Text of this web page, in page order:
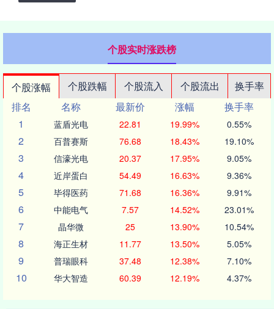
个股实时涨跌榜
个股涨幅 个股跌幅 个股流入 个股流出
换手率
排名
名称 最新价 涨幅
换手率
1
蓝盾光电 22.81 19.99% 0.55%
2 百普赛斯 76.68 18.43% 19.10%
3 信濠光电 20.37 17.95% 9.05%
4 近岸蛋白 54.49 16.63% 9.36%
5 毕得医药 71.68 16.36% 9.91%
6 中能电气 7.57 14.52% 23.01%
7 晶华微 25 13.90% 10.54%
8 海正生材 11.77 13.50% 5.05%
9 普瑞眼科 37.48 12.38% 7.10%
10 华大智造 60.39 12.19% 4.37%